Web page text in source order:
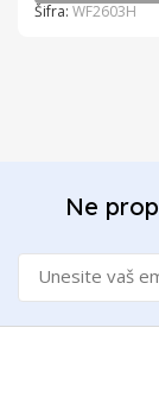
Šifra:WF2603H
Ne